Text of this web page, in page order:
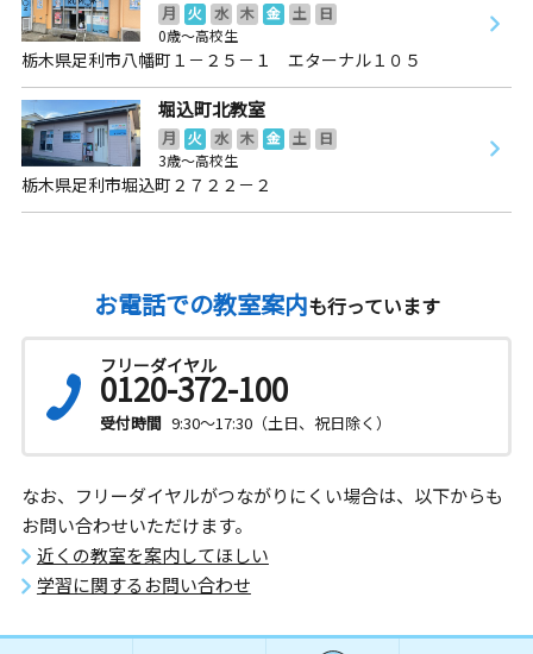
月 火 水 木 金 土
日
0歳～高校生
栃木県足利市八幡町１－２５－１ エターナル１０５
堀込町北教室
月 火 水 木 金 土
日
3歳～高校生
栃木県足利市堀込町２７２２－２
お電話での教室案内も行っています
フリーダイヤル
0120-372-100
受付時間 9:30～17:30（土日、祝日除く）
なお、フリーダイヤルがつながりにくい場合は、以下からも
お問い合わせいただけます。
近くの教室を案内してほしい
学習に関するお問い合わせ